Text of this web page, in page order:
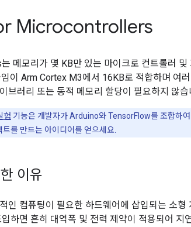
Microcontrollers
메모리가 몇 KB만 있는 마이크로 컨트롤러 및
이 Arm Cortex M3에서 16KB로 적합하며 여
브러리 또는 동적 메모리 할당이 필요하지 않습
험 기능은 개발자가 Arduino와 TensorFlow를 조합하
를 만드는 아이디어를 얻으세요.
이유
인 컴퓨팅이 필요한 하드웨어에 삽입되는 소형
하면 흔히 대역폭 및 전력 제약이 적용되어 지